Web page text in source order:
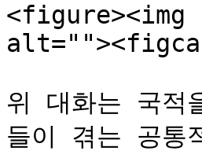
<figure><img
위 대화는 국적
들이 겪는 공통